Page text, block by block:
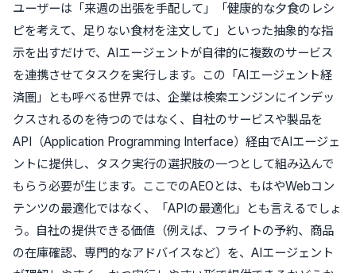
ユーザーは「来週の出張を手配して」「健康的な夕食のレシ
ピを考えて、足りない食材を注文して」といった抽象的な指
示を出すだけで、AIエージェントが自律的に複数のサービス
を連携させてタスクを実行します。この「AIエージェント経
済圏」とも呼べる世界では、企業は検索エンジンにインデッ
クスされるのを待つのではなく、自社のサービスや製品を
API（Application Programming Interface）経由でAIエージェ
ントに提供し、タスク実行の選択肢の一つとして組み込んで
もらう必要が生じます。ここでのAEOとは、もはやWebコン
テンツの最適化ではなく、「APIの最適化」とも言えるでしょ
う。自社の提供できる価値（例えば、フライトの予約、商品
の在庫確認、専門的なアドバイスなど）を、AIエージェント